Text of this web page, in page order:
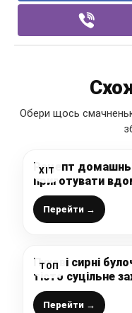
Обери щось
ХІТ
Рецепт
приготувати
такий зефір
Перейти →
ТОП
Пухові сирні
тісто суцільне
смачне і
приготувати
Перейти →